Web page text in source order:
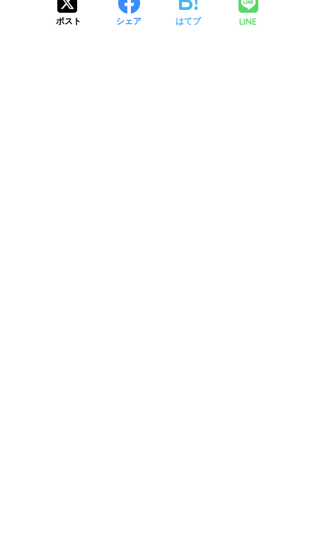
ポスト シェア はてブ LINE